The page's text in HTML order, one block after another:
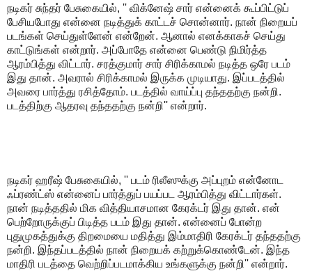
நடிகர் சுந்தர் பேசுகையில், '' விக்னேஷ் சார் என்னைக் கூப்பிட்டுப்
பேசியபோது என்னை நடித்துக் காட்டச் சொன்னார். நான் நிறையப்
படங்கள் செய்துள்ளேன் என்றேன். ஆனால் எனக்காகச் செய்து
காட்டுங்கள் என்றார். அப்போதே என்னை பெண்டு நிமிர்த்த
ஆரம்பித்து விட்டார். சரத்குமார் சார் சிரிக்காமல் நடித்த ஒரே படம்
இது தான். அவரால் சிரிக்காமல் இருக்க முடியாது. இப்படத்தில்
அவரை பார்த்து ரசித்தோம். படத்தில் வாய்ப்பு தந்ததற்கு நன்றி.
படத்திற்கு ஆதரவு தந்ததற்கு நன்றி'' என்றார்.
நடிகர் ஹரீஷ் பேசுகையில், '' படம் ரிலீஸுக்கு அப்புறம் என்னோட
ஃப்ரண்ட்ஸ் என்னைப் பார்த்துப் பயப்பட ஆரம்பித்து விட்டார்கள்.
நான் நடித்ததில் மிக வித்தியாசமான கேரக்டர் இது தான். என்
பெற்றோருக்குப் பிடித்த படம் இது தான். என்னைப் போன்ற
புதுமுகத்துக்கு திறமையை மதித்து இம்மாதிரி கேரக்டர் தந்ததற்கு
நன்றி. இந்தப்படத்தில் நான் நிறையக் கற்றுக்கொண்டேன். இந்த
மாதிரி படத்தை வெற்றிப்படமாக்கிய உங்களுக்கு நன்றி'' என்றார்.